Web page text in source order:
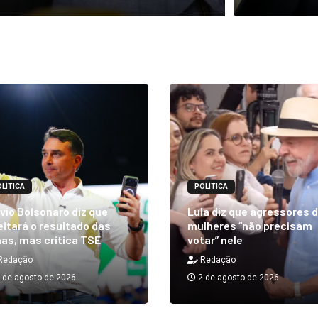
Bolsonaro diz que
o resultado das
mas critica TSE
de agosto de 2026
POLÍTICA
Lula diz que agressores
mulheres “não precisam
votar” nele
Redação
2 de agosto de 2026